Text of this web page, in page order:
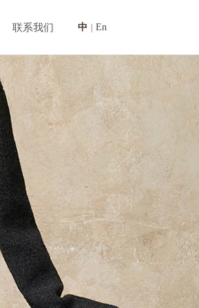
联系我们 中 | En